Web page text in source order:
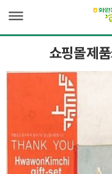
dehaze
쇼핑몰제품